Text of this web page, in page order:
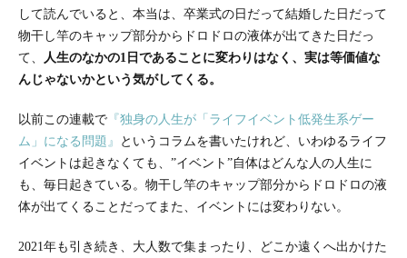
して読んでいると、本当は、卒業式の日だって結婚した日だって
物干し竿のキャップ部分からドロドロの液体が出てきた日だっ
て、
人生のなかの1 日であることに変わりはなく、実は等価値な
んじゃないかという気がしてくる。
以前この連載で 『独身の人生が「ライフイベント低発生系ゲー
ム」になる問題』
というコラムを書いたけれど、いわゆるライフ
イベントは起きなくても、”イベント”自体はどんな人の人生に
も、毎日起きている。物干し竿のキャップ部分からドロドロの液
体が出てくることだってまた、イベントには変わりない。
2021年も引き続き、大人数で集まったり、どこか遠くへ出かけた